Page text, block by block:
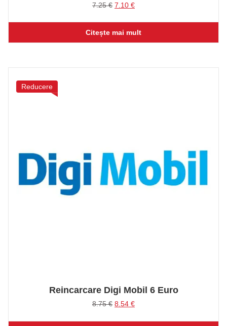
7.25€ Prețul
a
fost:
7.25 €.
7.10 €Prețul
este:
7.10 €.
Citește mai mult
Reducere
Reincarcare Digi Mobil 6 Euro
8.75€ Prețul
a
8.54 €Prețul
este: